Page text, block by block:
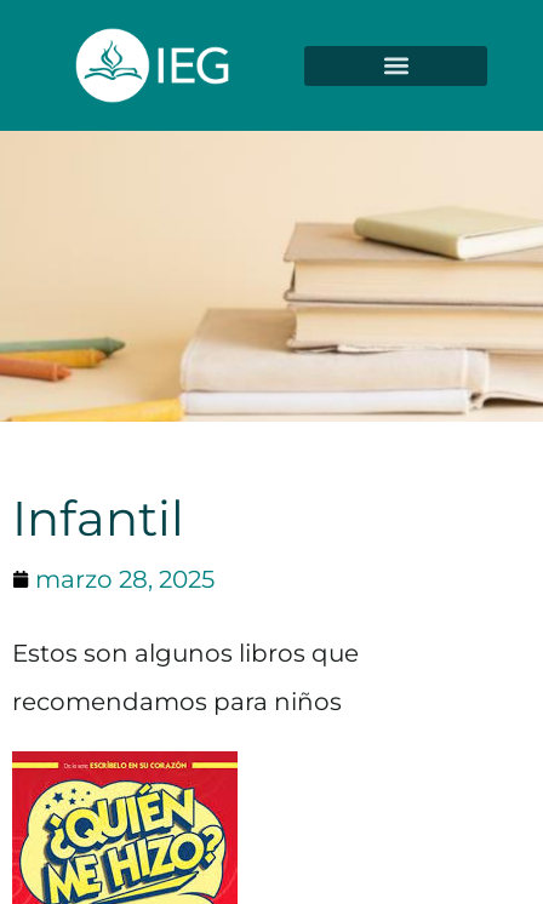
Infantil
marzo 28, 2025
Estos son algunos libros que
recomendamos para niños